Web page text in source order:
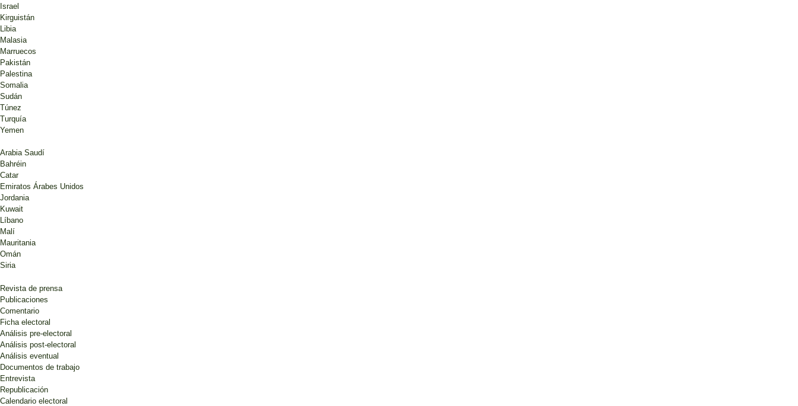
Israel
Kirguistán
Libia
Malasia
Marruecos
Pakistán
Palestina
Somalia
Sudán
Túnez
Turquía
Yemen
Arabia Saudí
Bahréin
Catar
Emiratos Árabes Unidos
Jordania
Kuwait
Líbano
Malí
Mauritania
Omán
Siria
Revista de prensa
Publicaciones
Comentario
Ficha electoral
Análisis pre-electoral
Análisis post-electoral
Análisis eventual
Documentos de trabajo
Entrevista
Republicación
Calendario electoral